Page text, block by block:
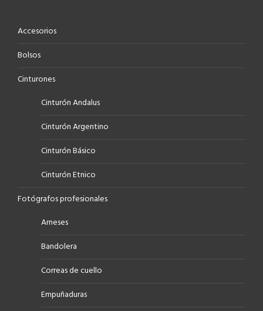
Accesorios
Bolsos
Cinturones
Cinturón Andalus
Cinturón Argentino
Cinturón Básico
Cinturón Etnico
Fotógrafos profesionales
Arneses
Bandolera
Correas de cuello
Empuñaduras